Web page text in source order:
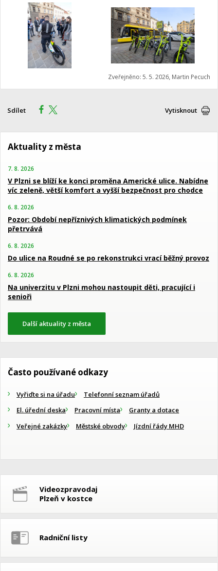
Zveřejněno: 5. 5. 2026, Martin Pecuch
Sdílet Vytisknout
Aktuality z města
7. 8. 2026
V Plzni se blíží ke konci proměna Americké ulice. Nabídne
víc zeleně, větší komfort a vyšší bezpečnost pro chodce
6. 8. 2026
Pozor: Období nepříznivých klimatických podmínek
přetrvává
6. 8. 2026
Do ulice na Roudné se po rekonstrukci vrací běžný provoz
6. 8. 2026
Na univerzitu v Plzni mohou nastoupit děti, pracující i
senioři
Další aktuality z města
Často používané odkazy
Vyřiďte si na úřadu
Telefonní seznam úřadů
El. úřední deska
Pracovní místa
Granty a dotace
Veřejné zakázky
Městské obvody Jízdní řády MHD
Videozpravodaj
Plzeň v kostce
Radniční listy